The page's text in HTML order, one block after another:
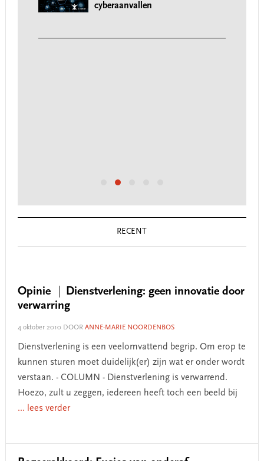
cyberaanvallen
RECENT
Opinie
Dienstverlening: geen innovatie door
verwarring
4 oktober 2010 DOOR ANNE-MARIE NOORDENBOS
Dienstverlening is een veelomvattend begrip. Om erop te
kunnen sturen moet duidelijk(er) zijn wat er onder wordt
verstaan. - COLUMN - Dienstverlening is verwarrend.
Hoezo, zult u zeggen, iedereen heeft toch een beeld bij
... lees verder